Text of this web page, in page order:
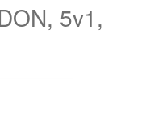
5v1,